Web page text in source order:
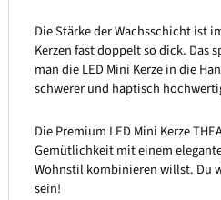
Die Stärke der Wachsschicht ist
Kerzen fast doppelt so dick. Das
man die LED Mini Kerze in die
schwerer und haptisch
Die Premium LED Mini Kerze
Gemütlichkeit mit einem
Wohnstil kombinieren willst. Du
sein!